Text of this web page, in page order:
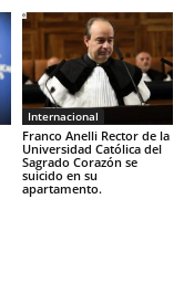
Internacional
Franco Anelli Rector de la
Universidad Católica del
Sagrado Corazón se
suicido en su
apartamento.